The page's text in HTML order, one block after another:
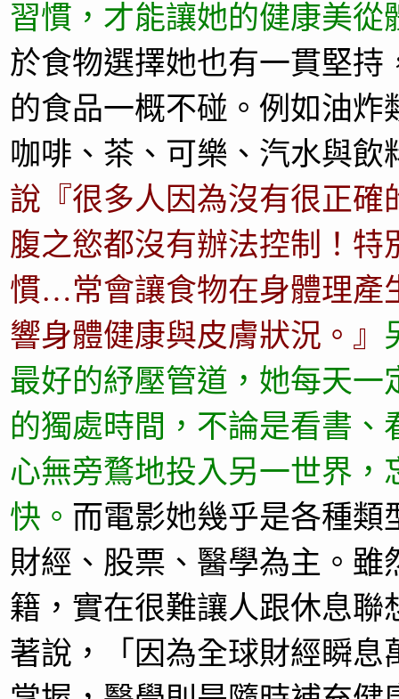
習慣，才能讓她的健康美從
於食物選擇她也有一貫堅持
的食品一概不碰。例如油炸
咖啡、茶、可樂、汽水與
說『很多人因為沒有很正確
腹之慾都沒有辦法控制！特
慣…常會讓食物在身體理產
響身體健康與皮膚狀況。』
最好的紓壓管道，她每天一
的獨處時間，不論是看書、
心無旁鶩地投入另一世界，
快。 而電影她幾乎是各種類
財經、股票、醫學為主。雖
籍，實在很難讓人跟休息聯
著說，「因為全球財經瞬息